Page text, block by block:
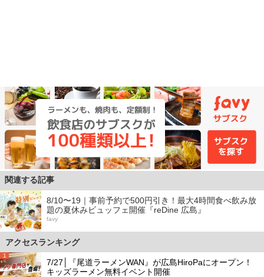
関連する記事
8/10〜19｜事前予約で500円引き！最大4時間食べ飲み放
題の夏休みビュッフェ開催『reDine 広島』
favy
アクセスランキング
1
7/27│『尾道ラーメンWAN』が広島HiroPaにオープン！
キッズラーメン無料イベント開催